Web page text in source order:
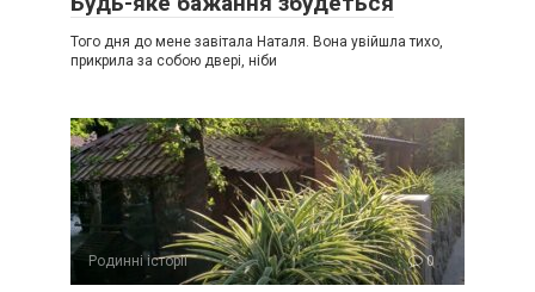
Того дня до мене завітала Наталя. Вона увійшла тихо,
прикрила за собою двері, ніби
Родинні історії 0